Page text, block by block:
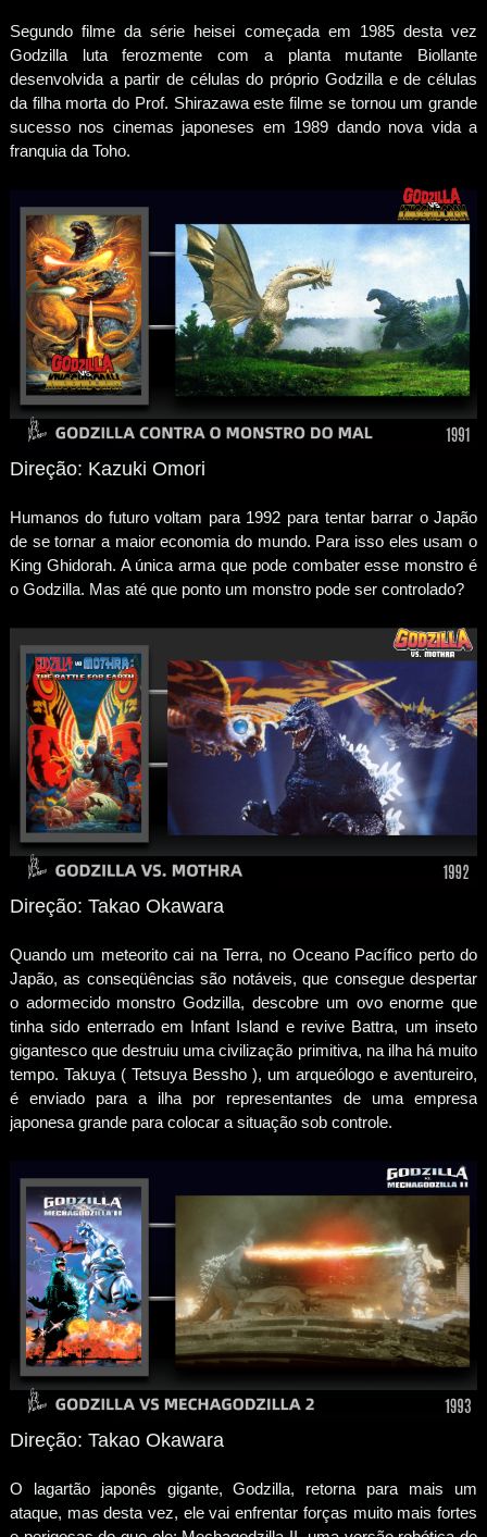
Segundo filme da série heisei começada em 1985 desta vez
Godzilla luta ferozmente com a planta mutante Biollante
desenvolvida a partir de células do próprio Godzilla e de células
da filha morta do Prof. Shirazawa este filme se tornou um grande
sucesso nos cinemas japoneses em 1989 dando nova vida a
franquia da Toho.
Direção: Kazuki Omori
Humanos do futuro voltam para 1992 para tentar barrar o Japão
de se tornar a maior economia do mundo. Para isso eles usam o
King Ghidorah. A única arma que pode combater esse monstro é
o Godzilla. Mas até que ponto um monstro pode ser controlado?
Direção: Takao Okawara
Quando um meteorito cai na Terra, no Oceano Pacífico perto do
Japão, as conseqüências são notáveis, que consegue despertar
o adormecido monstro Godzilla, descobre um ovo enorme que
tinha sido enterrado em Infant Island e revive Battra, um inseto
gigantesco que destruiu uma civilização primitiva, na ilha há muito
tempo. Takuya ( Tetsuya Bessho ), um arqueólogo e aventureiro,
é enviado para a ilha por representantes de uma empresa
japonesa grande para colocar a situação sob controle.
Direção: Takao Okawara
O lagartão japonês gigante, Godzilla, retorna para mais um
ataque, mas desta vez, ele vai enfrentar forças muito mais fortes